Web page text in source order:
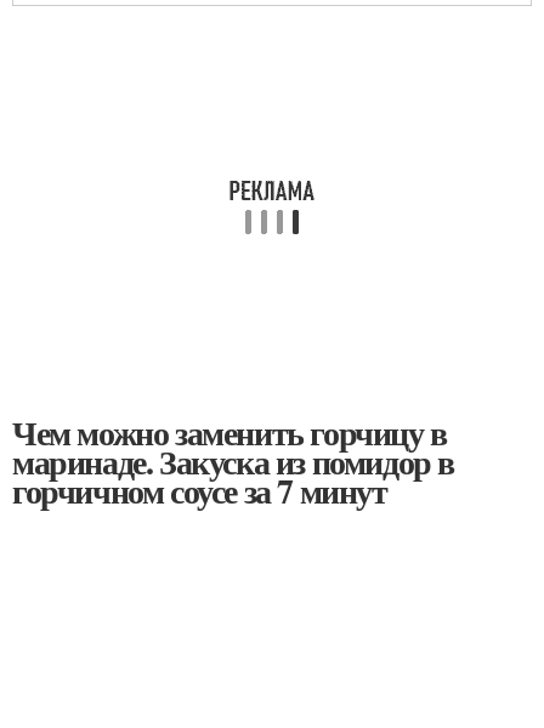
Чем можно заменить горчицу в
маринаде. Закуска из помидор в
горчичном соусе за 7 минут